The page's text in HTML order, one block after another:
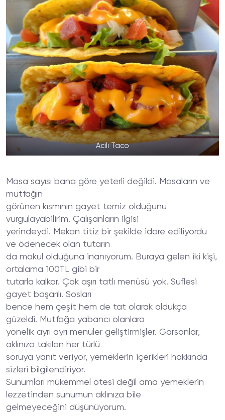
Acılı Taco
Masa sayısı bana göre yeterli değildi. Masaların ve
mutfağın
görünen kısmının gayet temiz olduğunu
vurgulayabilirim. Çalışanların ilgisi
yerindeydi. Mekan titiz bir şekilde idare ediliyordu
ve ödenecek olan tutarın
da makul olduğuna inanıyorum. Buraya gelen iki kişi,
ortalama 100TL gibi bir
tutarla kalkar. Çok aşırı tatlı menüsü yok. Suflesi
gayet başarılı. Sosları
bence hem çeşit hem de tat olarak oldukça
güzeldi. Mutfağa yabancı olanlara
yönelik ayrı ayrı menüler geliştirmişler. Garsonlar,
aklınıza takılan her türlü
soruya yanıt veriyor, yemeklerin içerikleri hakkında
sizleri bilgilendiriyor.
Sunumları mükemmel ötesi değil ama yemeklerin
lezzetinden sunumun aklınıza bile
gelmeyeceğini düşünüyorum.